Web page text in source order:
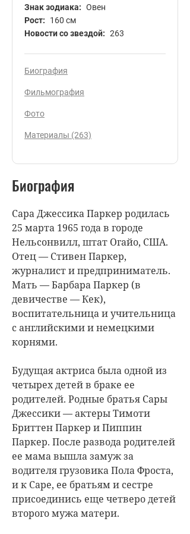
Знак зодиака: Овен
Рост:
160 см
Новости со звездой: 263
Биография
Фильмография
Фото
Материалы (263)
Биография
Сара Джессика Паркер родилась
25 марта 1965 года в городе
Нельсонвилл, штат Огайо, США.
Отец — Стивен Паркер,
журналист и предприниматель.
Мать — Барбара Паркер (в
девичестве — Кек),
воспитательница и учительница
с английскими и немецкими
корнями.
Будущая актриса была одной из
четырех детей в браке ее
родителей. Родные братья Сары
Джессики — актеры Тимоти
Бриттен Паркер и Пиппин
Паркер. После развода родителей
ее мама вышла замуж за
водителя грузовика Пола Фроста,
и к Саре, ее братьям и сестре
присоединись еще четверо детей
второго мужа матери.